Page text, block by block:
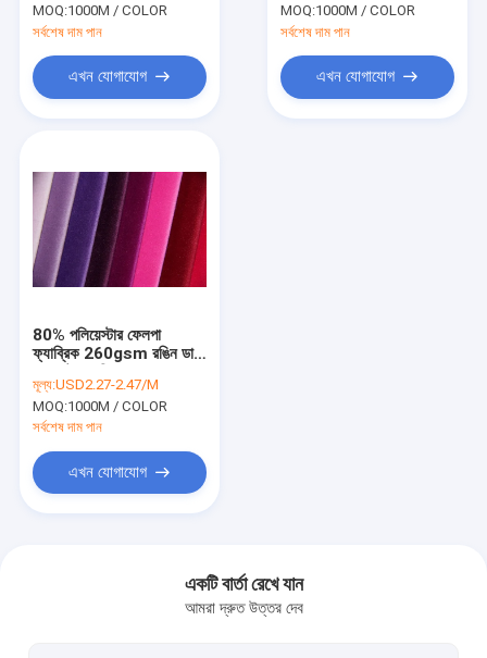
MOQ:1000M / COLOR
সর্বশেষ দাম পান
এখন যোগাযোগ
MOQ:1000M / COLOR
সর্বশেষ দাম পান
এখন যোগাযোগ
80% পলিয়েস্টার ফেলপা
ফ্যাব্রিক 260gsm রঙিন ডাই
মূল্য:USD2.27-2.47/M
MOQ:1000M / COLOR
সর্বশেষ দাম পান
এখন যোগাযোগ
একটি বার্তা রেখে যান
আমরা দ্রুত উত্তর দেব